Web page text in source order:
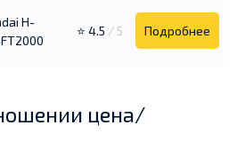
H-
⭐ 4.5 / 5 Подробнее
цена/